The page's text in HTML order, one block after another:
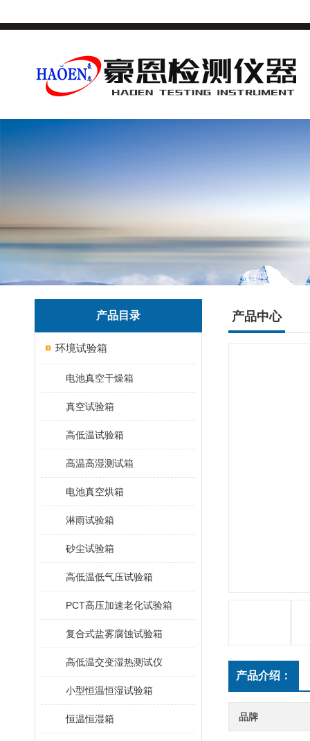
产品目录
环境试验箱
电池真空干燥箱
真空试验箱
高低温试验箱
高温高湿测试箱
电池真空烘箱
淋雨试验箱
砂尘试验箱
高低温低气压试验箱
PCT高压加速老化试验箱
复合式盐雾腐蚀试验箱
高低温交变湿热测试仪
小型恒温恒湿试验箱
恒温恒湿箱
产品中心
产品介绍：
品牌